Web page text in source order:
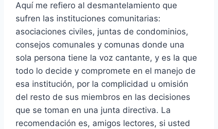
Aquí me refiero al desmantelamiento que
sufren las instituciones comunitarias:
asociaciones civiles, juntas de condominios,
consejos comunales y comunas donde una
sola persona tiene la voz cantante, y es la que
todo lo decide y compromete en el manejo de
esa institución, por la complicidad u omisión
del resto de sus miembros en las decisiones
que se toman en una junta directiva. La
recomendación es, amigos lectores, si usted